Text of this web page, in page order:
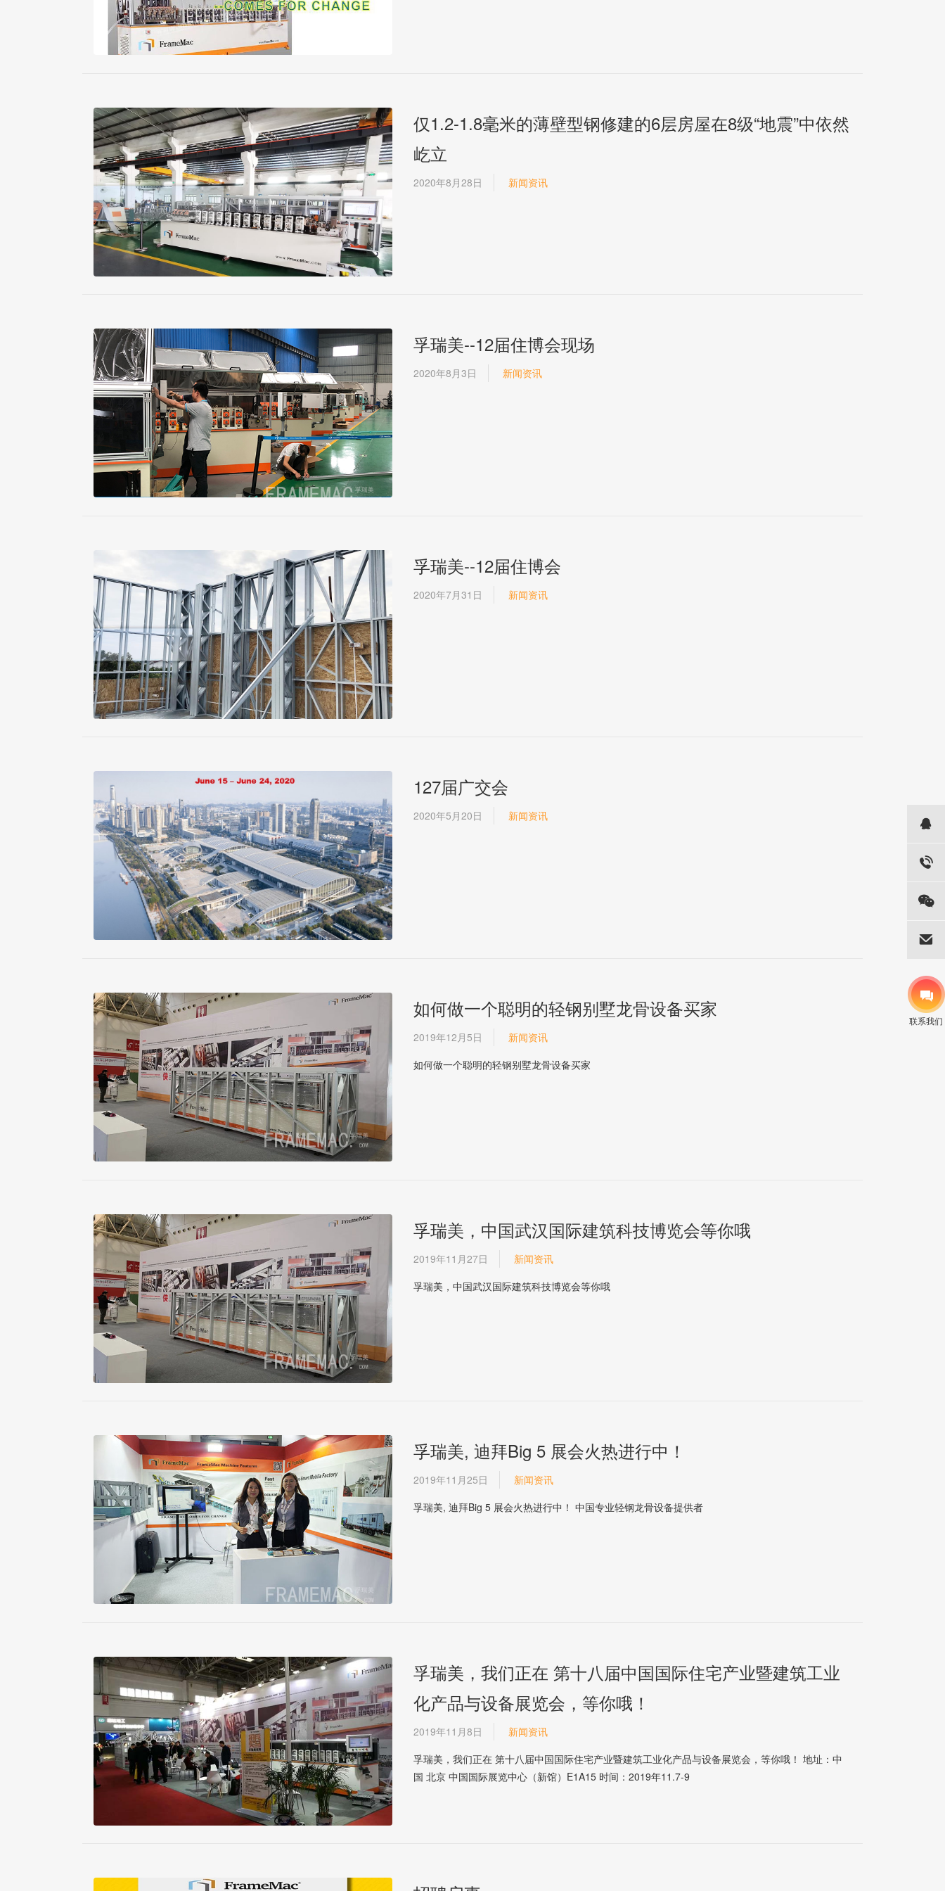
仅1.2-1.8毫米的薄壁型钢修建的6层房屋在8级“地震”中依然
屹立
2020年8月28日 新闻资讯
孚瑞美--12届住博会现场
2020年8月3日 新闻资讯
孚瑞美--12届住博会
2020年7月31日 新闻资讯
127届广交会
2020年5月20日 新闻资讯
如何做一个聪明的轻钢别墅龙骨设备买家
2019年12月5日
新闻资讯
如何做一个聪明的轻钢别墅龙骨设备买家
孚瑞美，中国武汉国际建筑科技博览会等你哦
2019年11月27日
新闻资讯
孚瑞美，中国武汉国际建筑科技博览会等你哦
孚瑞美, 迪拜Big 5 展会火热进行中！
2019年11月25日
新闻资讯
孚瑞美, 迪拜Big 5 展会火热进行中！ 中国专业轻钢龙骨设备提供者
孚瑞美，我们正在 第十八届中国国际住宅产业暨建筑工业
化产品与设备展览会，等你哦！
2019年11月8日
新闻资讯
孚瑞美，我们正在 第十八届中国国际住宅产业暨建筑工业化产品与设备展览会，等你哦！ 地址：中
国 北京 中国国际展览中心（新馆）E1A15 时间：2019年11.7-9
联系我们